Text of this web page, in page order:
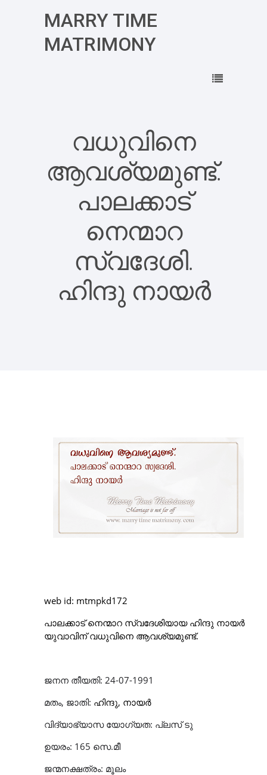
MARRY TIME
MATRIMONY
വധുവിനെ
ആവശ്യമുണ്ട്.
പാലക്കാട്
നെന്മാറ
സ്വദേശി.
ഹിന്ദു നായർ
web id: mtmpkd172
പാലക്കാട് നെന്മാറ സ്വദേശിയായ ഹിന്ദു നായർ
യുവാവിന് വധുവിനെ ആവശ്യമുണ്ട്.
ജനന തീയതി: 24-07-1991
മതം, ജാതി: ഹിന്ദു, നായർ
വിദ്യാഭ്യാസ യോഗ്യത: പ്ലസ് ടു
ഉയരം: 165 സെ.മീ
ജന്മനക്ഷത്രം: മൂലം